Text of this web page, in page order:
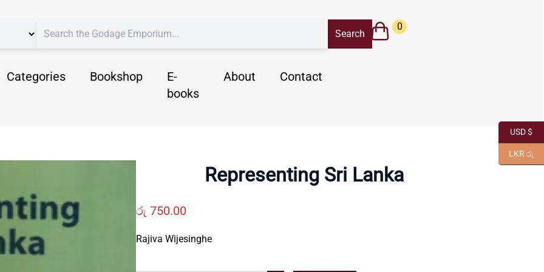
Categories Bookshop
E-
books
About Contact
0
Representing Sri Lanka
රු 750.00
Rajiva Wijesinghe
USD $
LKR රු